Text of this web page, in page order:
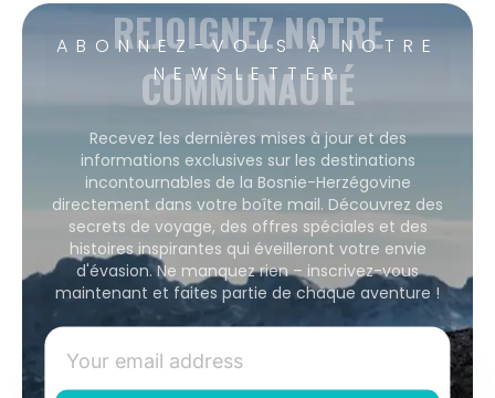
ABONNEZ-VOUS À NOTRE
NEWSLETTER
REJOIGNEZ NOTRE
COMMUNAUTÉ
Recevez les dernières mises à jour et des
informations exclusives sur les destinations
incontournables de la Bosnie-Herzégovine
directement dans votre boîte mail. Découvrez des
secrets de voyage, des offres spéciales et des
histoires inspirantes qui éveilleront votre envie
d'évasion. Ne manquez rien – inscrivez-vous
maintenant et faites partie de chaque aventure !